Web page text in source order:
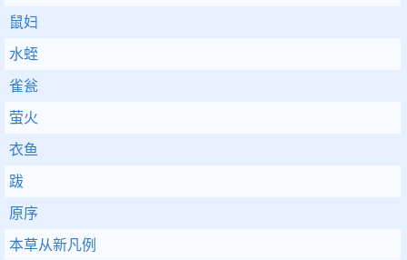
鼠妇
水蛭
雀瓮
萤火
衣鱼
跋
原序
本草从新凡例